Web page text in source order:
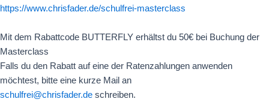
https://www.chrisfader.de/schulfrei-masterclass
Mit dem Rabattcode BUTTERFLY erhältst du 50€ bei Buchung der
Masterclass
Falls du den Rabatt auf eine der Ratenzahlungen anwenden
möchtest, bitte eine kurze Mail an
schulfrei@chrisfader.de schreiben.